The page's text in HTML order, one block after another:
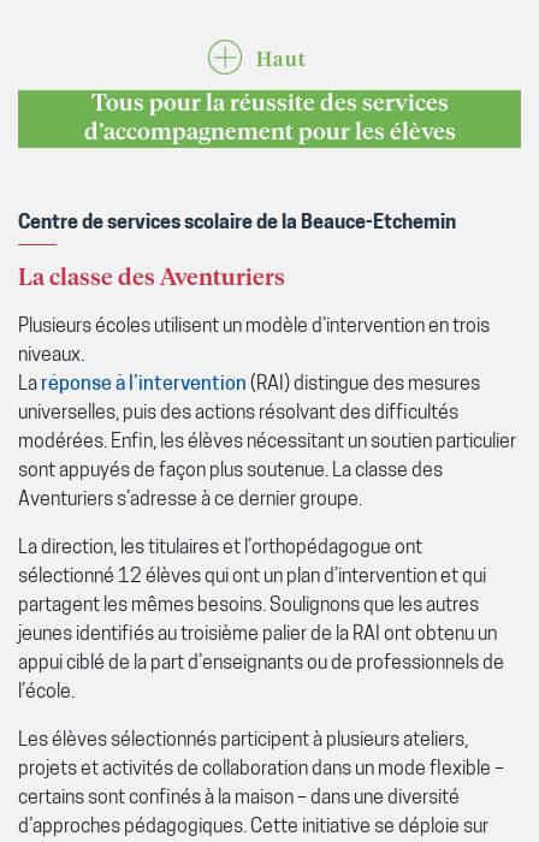
Haut
Tous pour la réussite des services
d’accompagnement pour les élèves
Centre de services scolaire de la Beauce-Etchemin
La classe des Aventuriers
Plusieurs écoles utilisent un modèle d’intervention en trois
niveaux.
Laréponse à l’intervention (RAI) distingue des mesures
universelles, puis des actions résolvant des difficultés
modérées. Enfin, les élèves nécessitant un soutien particulier
sont appuyés de façon plus soutenue. La classe des
Aventuriers s’adresse à ce dernier groupe.
La direction, les titulaires et l’orthopédagogue ont
sélectionné 12 élèves qui ont un plan d’intervention et qui
partagent les mêmes besoins. Soulignons que les autres
jeunes identifiés au troisième palier de la RAI ont obtenu un
appui ciblé de la part d’enseignants ou de professionnels de
l’école.
Les élèves sélectionnés participent à plusieurs ateliers,
projets et activités de collaboration dans un mode flexible –
certains sont confinés à la maison – dans une diversité
d’approches pédagogiques. Cette initiative se déploie sur